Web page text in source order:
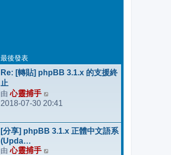
最後發表
Re: [轉貼] phpBB 3.1.x 的支援終
止
由心靈捕手
視
後
2018-07-30 20:41
[分享] phpBB 3.1.x 正體中文語系
(Upda…
由心靈捕手